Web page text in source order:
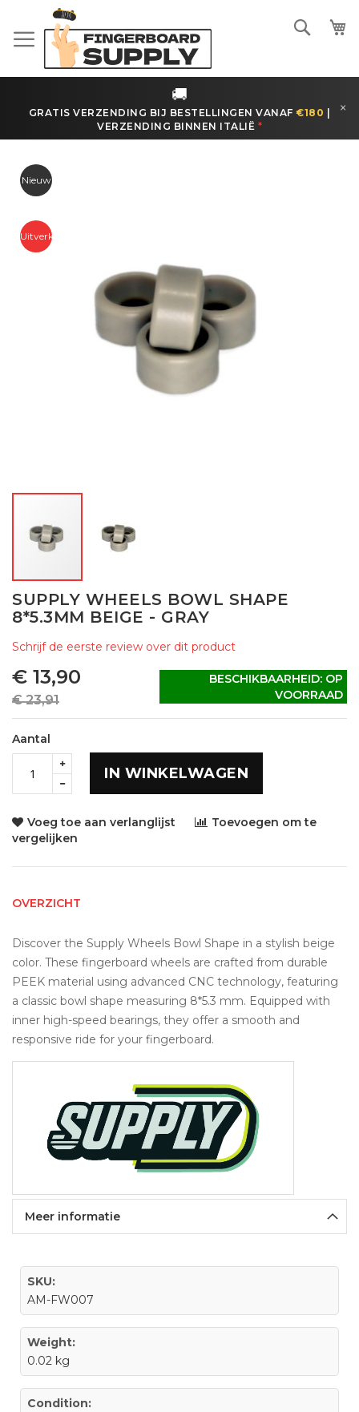
de
🚚
GRATIS VERZENDING BIJ BESTELLINGEN VANAF€180
VERZENDING BINNEN ITALIË *
×
naar
het
van
de
naar
het
van
de
afbeeldingen-
gallerij
Nieuw
Uitverkoop
SUPPLY WHEELS BOWL SHAPE
8*5.3MM BEIGE - GRAY
Schrijf de eerste review over dit product
€ 13,90
€ 23,91
BESCHIKBAARHEID: OP
VOORRAAD
Aantal
IN WINKELWAGEN
Voeg toe aan verlanglijst
Toevoegen om te
vergelijken
OVERZICHT
Discover the Supply Wheels Bowl Shape in a stylish beige
color. These fingerboard wheels are crafted from durable
PEEK material using advanced CNC technology, featuring
a classic bowl shape measuring 8*5.3 mm. Equipped with
inner high-speed bearings, they offer a smooth and
responsive ride for your fingerboard.
Meer informatie
SKU:
AM-FW007
Weight:
0.02 kg
Condition: